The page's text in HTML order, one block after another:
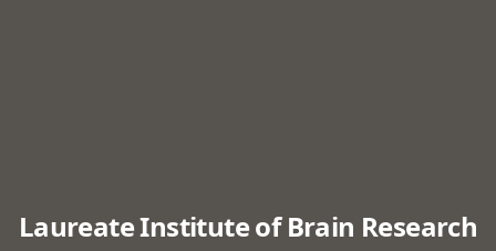
Laureate Institute of Brain Research